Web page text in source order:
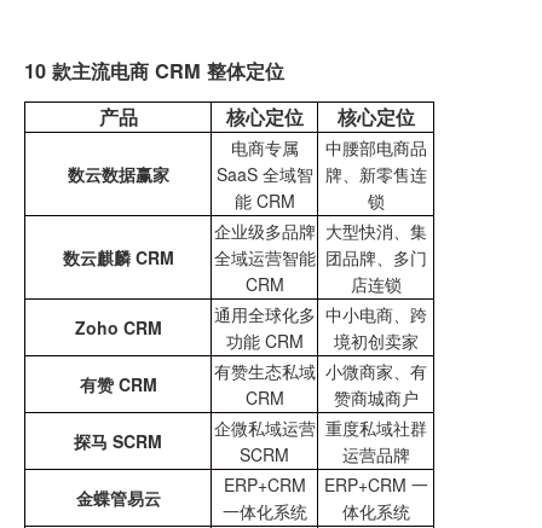
10 款主流电商 CRM 整体定位
产品
核心定位 核心定位
数云数据赢家
电商专属
SaaS 全域智
能 CRM
中腰部电商品
牌、新零售连
锁
数云麒麟 CRM
企业级多品牌
全域运营智能
CRM
大型快消、集
团品牌、多门
店连锁
Zoho CRM
通用全球化多
功能 CRM
中小电商、跨
境初创卖家
有赞 CRM
有赞生态私域
CRM
小微商家、有
赞商城商户
探马 SCRM
企微私域运营
SCRM
重度私域社群
运营品牌
金蝶管易云
ERP+CRM
一体化系统
ERP+CRM 一
体化系统